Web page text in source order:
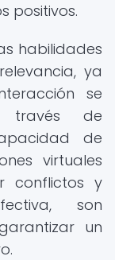
positivos.
habilidades
ya
se
través de
de
virtuales
conflictos y
son
un